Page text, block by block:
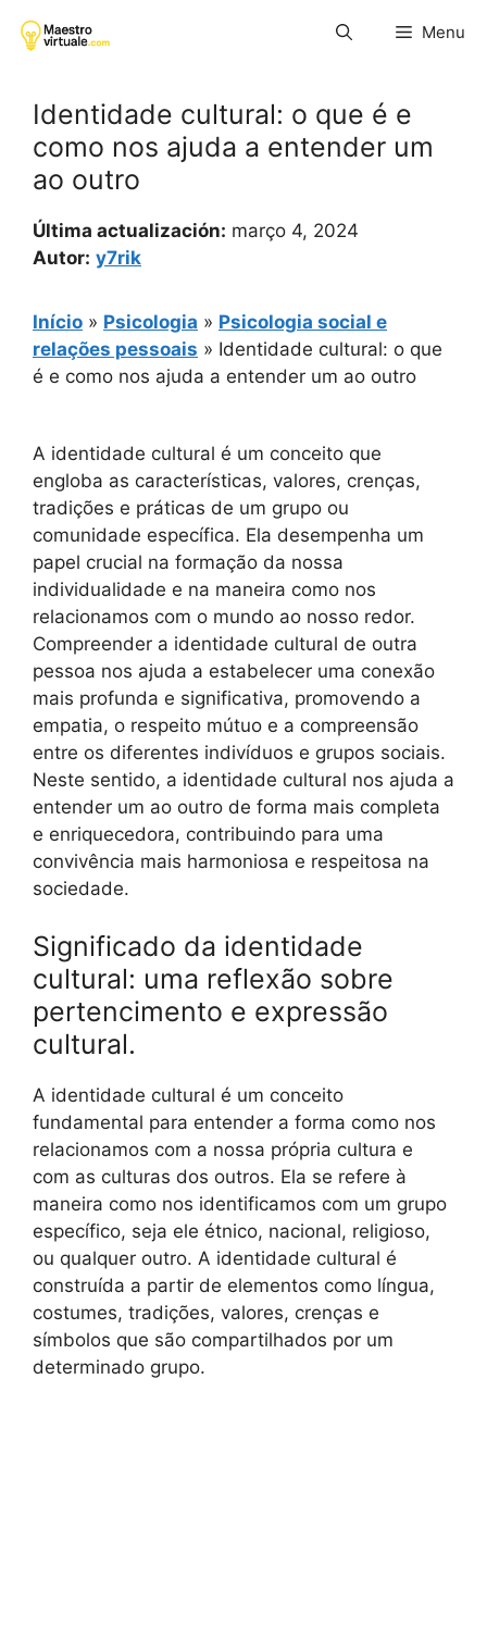
para
Menu
Identidade cultural: o que é e
como nos ajuda a entender um
ao outro
Última actualización: março 4, 2024
Autor: y7rik
Início » Psicologia » Psicologia social e
relações pessoais » Identidade cultural: o que
é e como nos ajuda a entender um ao outro
A identidade cultural é um conceito que
engloba as características, valores, crenças,
tradições e práticas de um grupo ou
comunidade específica. Ela desempenha um
papel crucial na formação da nossa
individualidade e na maneira como nos
relacionamos com o mundo ao nosso redor.
Compreender a identidade cultural de outra
pessoa nos ajuda a estabelecer uma conexão
mais profunda e significativa, promovendo a
empatia, o respeito mútuo e a compreensão
entre os diferentes indivíduos e grupos sociais.
Neste sentido, a identidade cultural nos ajuda a
entender um ao outro de forma mais completa
e enriquecedora, contribuindo para uma
convivência mais harmoniosa e respeitosa na
sociedade.
Significado da identidade
cultural: uma reflexão sobre
pertencimento e expressão
cultural.
A identidade cultural é um conceito
fundamental para entender a forma como nos
relacionamos com a nossa própria cultura e
com as culturas dos outros. Ela se refere à
maneira como nos identificamos com um grupo
específico, seja ele étnico, nacional, religioso,
ou qualquer outro. A identidade cultural é
construída a partir de elementos como língua,
costumes, tradições, valores, crenças e
símbolos que são compartilhados por um
determinado grupo.